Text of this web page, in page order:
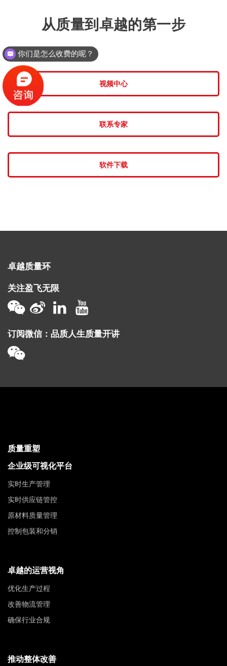
从质量到卓越的第一步
视频中心
联系专家
软件下载
卓越质量环
关注盈飞无限
订阅微信：品质人生质量开讲
质量重塑
企业级可视化平台
实时生产管理
实时供应链管控
原材料质量管理
控制包装和分销
卓越的运营视角
优化生产过程
改善物流管理
确保行业合规
推动整体改善
你们是怎么收费的呢？